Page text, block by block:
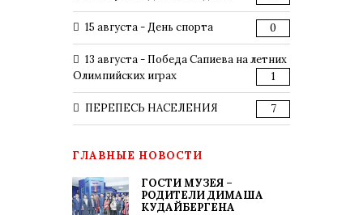
15 августа - День спорта 0
13 августа - Победа Сапиева на летних
Олимпийских играх
1
ПЕРЕПЕСЬ НАСЕЛЕНИЯ 7
ГЛАВНЫЕ НОВОСТИ
ГОСТИ МУЗЕЯ –
РОДИТЕЛИ ДИМАША
КУДАЙБЕРГЕНА